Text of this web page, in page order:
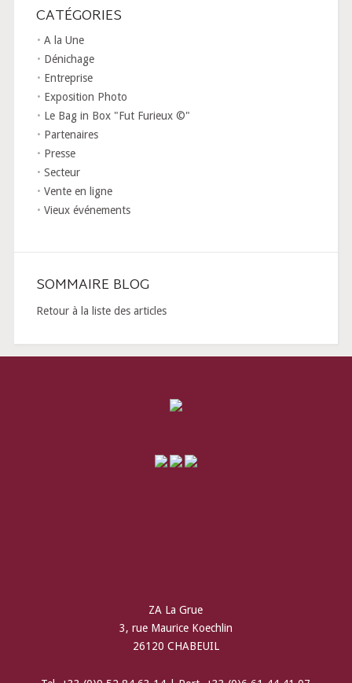
CATÉGORIES
A la Une
Dénichage
Entreprise
Exposition Photo
Le Bag in Box "Fut Furieux ©"
Partenaires
Presse
Secteur
Vente en ligne
Vieux événements
SOMMAIRE BLOG
Retour à la liste des articles
ZA La Grue
3, rue Maurice Koechlin
26120 CHABEUIL